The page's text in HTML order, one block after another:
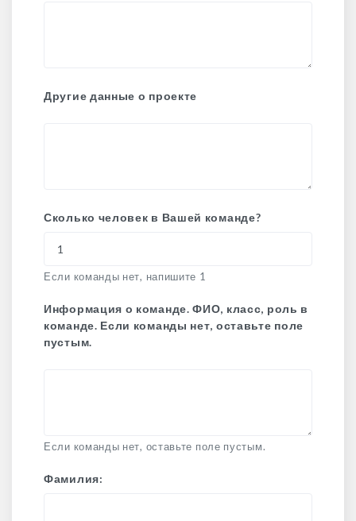
Другие данные о проекте
Сколько человек в Вашей команде?
Если команды нет, напишите 1
Информация о команде. ФИО, класс, роль в
команде. Если команды нет, оставьте поле
пустым.
Если команды нет, оставьте поле пустым.
Фамилия: